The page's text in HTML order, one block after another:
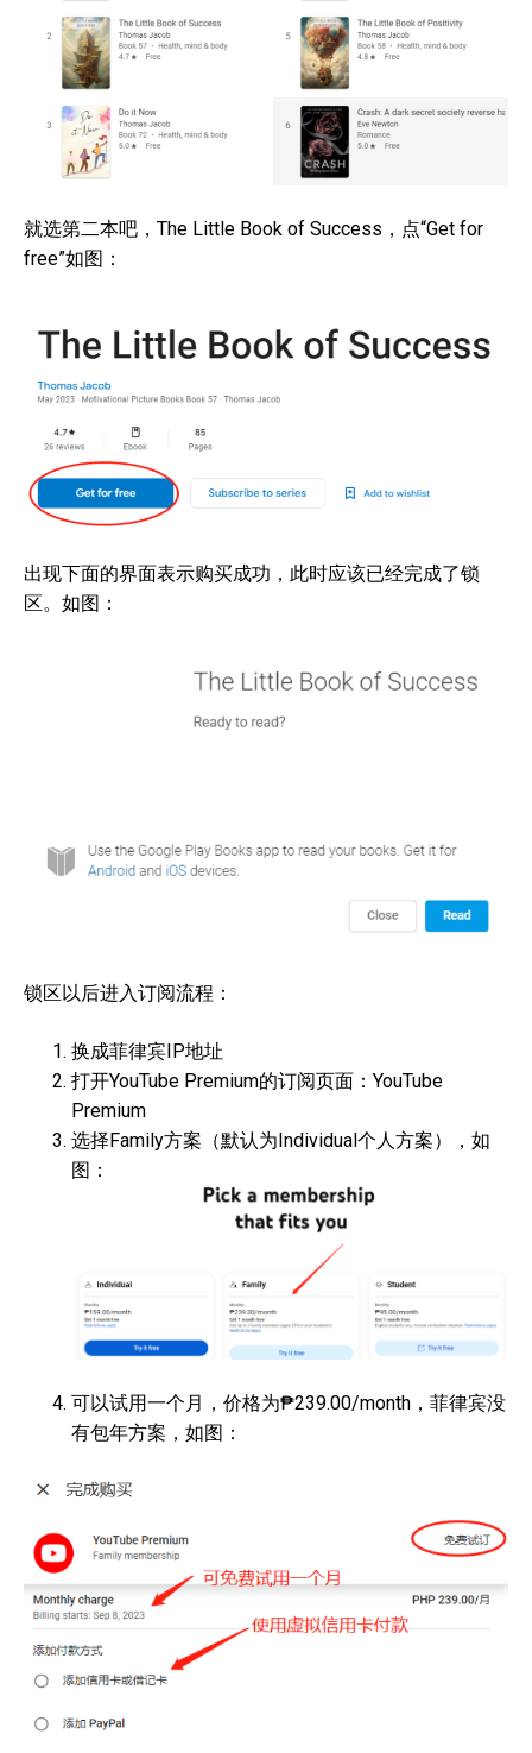
就选第二本吧，The Little Book of Success，点“Get for
free”如图：
出现下面的界面表示购买成功，此时应该已经完成了锁
区。如图：
锁区以后进入订阅流程：
换成菲律宾IP地址
打开YouTube Premium的订阅页面：YouTube
Premium
选择Family方案（默认为Individual个人方案），如
图：
可以试用一个月，价格为₱239.00/month，菲律宾没
有包年方案，如图：